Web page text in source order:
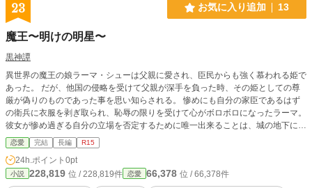
23 お気に入り追加 13
魔王〜明けの明星〜
黒神譚
異世界の魔王の娘ラーマ・シューは父親に愛され、臣民からも強く慕われる姫で
あった。 だが、他国の侵略を受けて父親が深手を負った時、その姫としての尊
厳が偽りのものであった事を思い知らされる。 惨めにも自分の家臣であるはず
の衛兵に衣服を剥ぎ取られ、恥辱の限りを受けて心がボロボロになったラーマ。
彼女が惨め過ぎる自分の立場を否定するために唯一出来ることは、城の地下に封
禁されている異界の魔王にその身を捧げて自分の国家を救うという姫らしい行為
のみ。 今、すべてを失った姫は自分の姫としての尊厳を取り戻すために異界の
魔王の下へと向かうのであった。
恋愛 完結 長編 R15
24h.ポイント 0pt
小説 228,819 位 / 228,819件 恋愛 66,378 位 / 66,378件